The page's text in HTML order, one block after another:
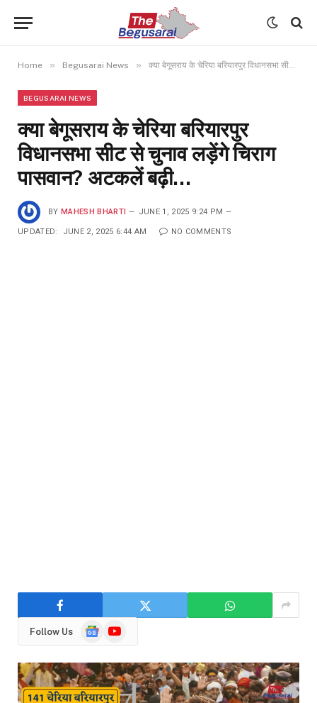
Home » Begusarai News » क्या बेगूसराय के चेरिया बरियारपुर विधानसभा सीट से चुनाव लड़ेंगे चिराग पासवान? अटकलें बढ़ी…
BEGUSARAI NEWS
क्या बेगूसराय के चेरिया बरियारपुर
विधानसभा सीट से चुनाव लड़ेंगे चिराग
पासवान? अटकलें बढ़ी…
BY MAHESH BHARTI JUNE 1, 2025 9:24 PM
UPDATED: JUNE 2, 2025 6:44 AM NO COMMENTS
Follow Us
GoogleYouTube